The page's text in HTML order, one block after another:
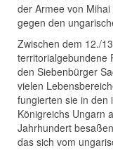
der Armee von
gegen den
Zwischen dem 12./
territorialgebundene
den Siebenbürger
vielen
fungierten sie in den
Königreichs Ungarn
Jahrhundert
das sich vom